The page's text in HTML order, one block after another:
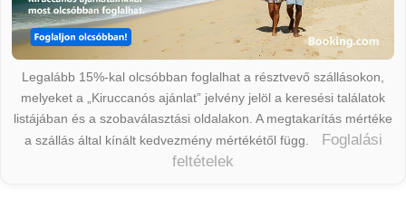
Legalább 15%-kal olcsóbban foglalhat a résztvevő szállásokon,
melyeket a „Kiruccanós ajánlat” jelvény jelöl a keresési találatok
listájában és a szobaválasztási oldalakon. A megtakarítás mértéke
a szállás által kínált kedvezmény mértékétől függ.
Foglalási
feltételek